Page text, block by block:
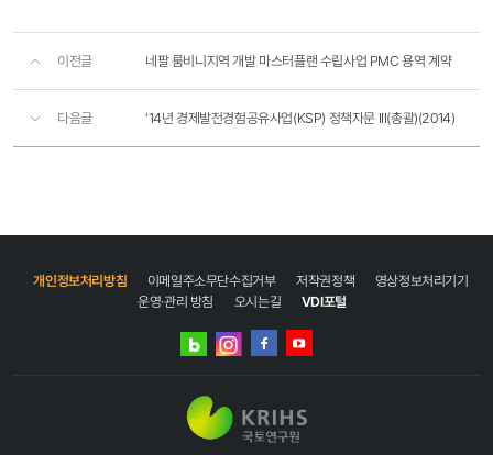
이전글 네팔 룸비니지역 개발 마스터플랜 수립사업 PMC 용역 계약
다음글 '14년 경제발전경험공유사업(KSP) 정책자문 III(총괄)(2014)
개인정보처리방침 이메일주소무단수집거부 저작권정책
영상정보처리기기
운영·관리 방침
오시는길 VDI포털
네이버
인스타그램